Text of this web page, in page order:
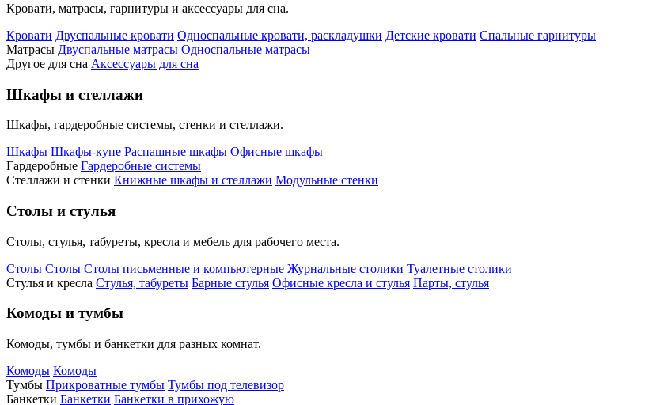
Кровати, матрасы, гарнитуры и аксессуары для сна.
Кровати Двуспальные кровати Односпальные кровати, раскладушки Детские кровати Спальные гарнитуры
Матрасы Двуспальные матрасы Односпальные матрасы
Другое для сна Аксессуары для сна
Шкафы и стеллажи
Шкафы, гардеробные системы, стенки и стеллажи.
Шкафы Шкафы-купе Распашные шкафы Офисные шкафы
Гардеробные Гардеробные системы
Стеллажи и стенки Книжные шкафы и стеллажи Модульные стенки
Столы и стулья
Столы, стулья, табуреты, кресла и мебель для рабочего места.
Столы Столы Столы письменные и компьютерные Журнальные столики Туалетные столики
Стулья и кресла Стулья, табуреты Барные стулья Офисные кресла и стулья Парты, стулья
Комоды и тумбы
Комоды, тумбы и банкетки для разных комнат.
Комоды Комоды
Тумбы Прикроватные тумбы Тумбы под телевизор
Банкетки Банкетки Банкетки в прихожую